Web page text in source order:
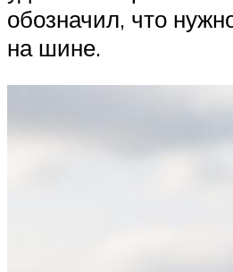
обозначил, что
на шине.